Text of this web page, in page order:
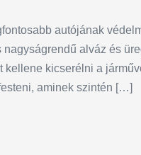
autójának
alváz és
kellene kicserélni a
aminek szintén […]